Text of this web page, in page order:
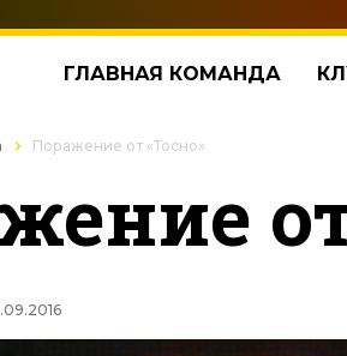
ГЛАВНАЯ КОМАНДА
Поражение от «Тосно»